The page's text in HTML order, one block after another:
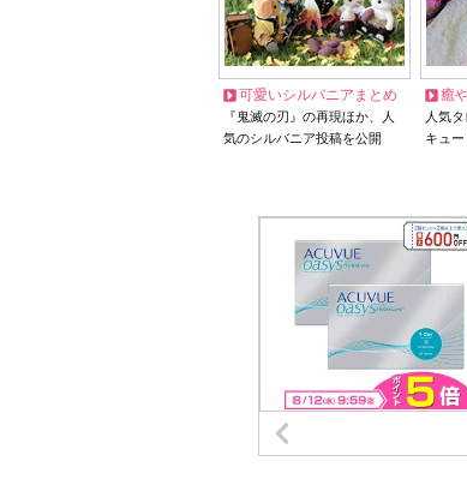
可愛いシルバニアまとめ
『鬼滅の刃』の再現ほか、人
気のシルバニア投稿を公開
癒
人気
キュー